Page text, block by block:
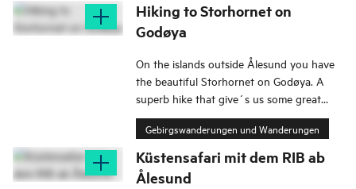
Hiking to Storhornet on
Godøya
On the islands outside Ålesund you have
the beautiful Storhornet on Godøya. A
superb hike that give´s us some great
views out over ocean and the Sunnmøre
Alps.
Gebirgswanderungen und Wanderungen
Küstensafari mit dem RIB ab
Ålesund